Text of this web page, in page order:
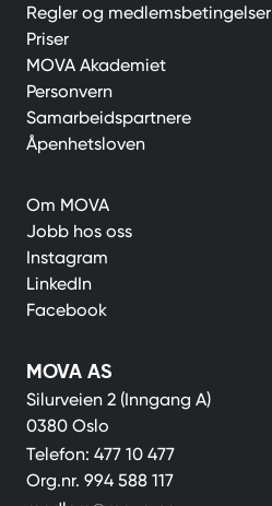
Regler og medlemsbetingelser
Priser
MOVA Akademiet
Personvern
Samarbeidspartnere
Åpenhetsloven
Om MOVA
Jobb hos oss
Instagram
LinkedIn
Facebook
MOVA AS
Silurveien 2 (Inngang A)
0380 Oslo
Telefon: 477 10 477
Org.nr. 994 588 117